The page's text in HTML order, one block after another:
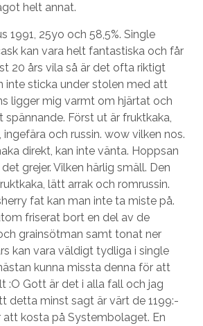
helt annat.
1991, 25yo och 58,5%. Single
kan vara helt fantastiska och får
20 års vila så är det ofta riktigt
inte sticka under stolen med att
ligger mig varmt om hjärtat och
spännande. Först ut är fruktkaka,
ingefära och russin. wow vilken nos.
direkt, kan inte vänta. Hoppsan
grejer. Vilken härlig smäll. Den
lätt arrak och romrussin.
fat kan man inte ta miste på.
friserat bort en del av de
grainsötman samt tonat ner
kan vara väldigt tydliga i single
kunna missta denna för att
:O Gott är det i alla fall och jag
detta minst sagt är värt de 1199:-
kosta på Systembolaget. En